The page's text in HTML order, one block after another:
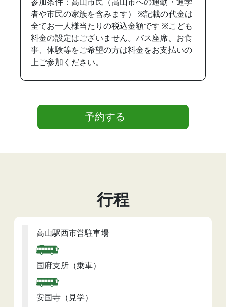
者や市民の家族を含みます） ※記載の代金は
全てお一人様当たりの税込金額です ※こども
料金の設定はございません。バス座席、お食
事、体験等をご希望の方は料金をお支払いの
上ご参加ください。
予約する
行程
高山駅西市営駐車場
国府支所（乗車）
安国寺（見学）